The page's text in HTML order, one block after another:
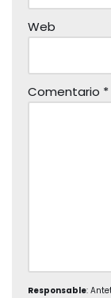
Web
Comentario *
Responsable: